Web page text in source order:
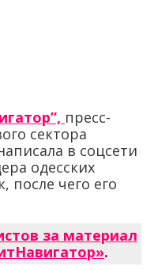
пресс-
сектора
в соцсети
одесских
после чего его
за материал
.